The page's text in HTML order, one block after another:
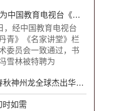
界上唯一的福字长篇
，具有很高的搜藏价
卫视拍摄组来到杭州
风情小镇专门拍摄了
片。
书法名家冯雪林被特聘为中国教育电视台《水墨丹青》《名家讲堂》栏目组签约艺术家
，经中国教育电视台
青》《名家讲堂》栏
委员会一致通过，书
雪林被特聘为
组签约艺术家。中国
台《水墨丹青》是以
传统文化，传承水墨
冯雪林老师荣获“炎黄春秋神州龙全球杰出华人奖（特别金奖）”
时如需